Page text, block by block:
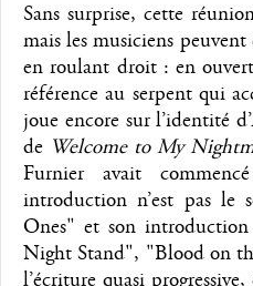
Sans surprise, cette
mais les musiciens
en roulant droit : en
référence au serpent qui
joue encore sur l’identité
de Welcome to My
Furnier avait
introduction n’est pas le
Ones" et son introduction
Night Stand", "Blood on
l’écriture quasi